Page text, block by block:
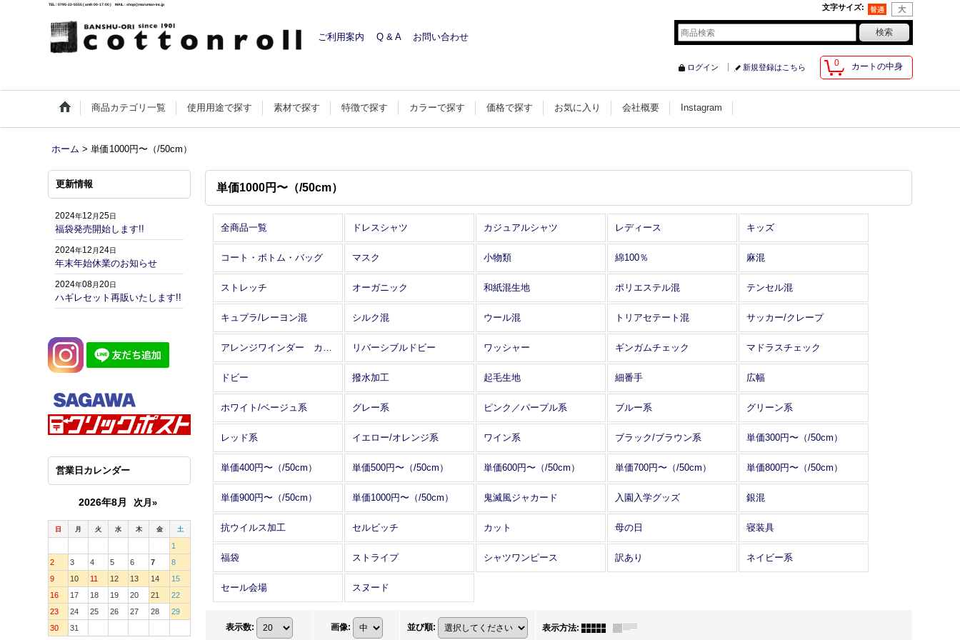
TEL : 0795-22-5555 ( am9:00-17:00 ) MAIL : shop@maruman-inc.jp 文字サイズ:
ご利用案内 Q & A お問い合わせ
0 カートの中身
ログイン 新規登録はこちら
商品カテゴリ一覧 使用用途で探す 素材で探す 特徴で探す カラーで探す 価格で探す お気に入り 会社概要 Instagram
ホーム > 単価1000円〜（/50cm）
更新情報
2024年12 月25日
福袋発売開始します!!
2024年12 月24日
年末年始休業のお知らせ
2024年08月20日
ハギレセット再販いたします!!
営業日カレンダー
2026年8月 次月»
日 月 火 水 木 金 土
1
2
3 4 5 6 7
8
9
10 11 12 13 14
15
16
17 18 19 20 21
22
23
24 25 26 27 28
29
30
31
単価1000円〜（/50cm）
全商品一覧 ドレスシャツ カジュアルシャツ レディース キッズ
コート・ボトム・バッグ マスク 小物類 綿100％ 麻混
ストレッチ オーガニック 和紙混生地 ポリエステル混 テンセル混
キュプラ/レーヨン混 シルク混 ウール混 トリアセテート混 サッカー/クレープ
アレンジワインダー カットジャカード リバーシブルドビー ワッシャー ギンガムチェック マドラスチェック
ドビー 撥水加工 起毛生地 細番手 広幅
ホワイト/ベージュ系 グレー系 ピンク／パープル系 ブルー系 グリーン系
レッド系 イエロー/オレンジ系 ワイン系 ブラック/ブラウン系 単価300円〜（/50cm）
単価400円〜（/50cm） 単価500円〜（/50cm） 単価600円〜（/50cm） 単価700円〜（/50cm） 単価800円〜（/50cm）
単価900円〜（/50cm） 単価1000円〜（/50cm） 鬼滅風ジャカード 入園入学グッズ 銀混
抗ウイルス加工 セルビッチ カット 母の日 寝装具
福袋 ストライプ シャツワンピース 訳あり ネイビー系
セール会場 スヌード
表示数: 画像: 並び順: 表示方法: